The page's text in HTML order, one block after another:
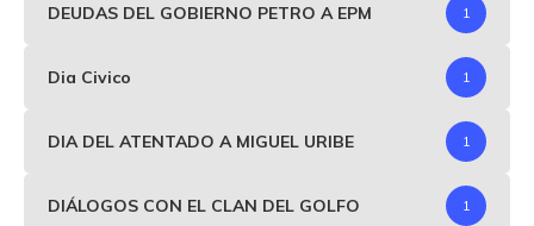
DEUDAS DEL GOBIERNO PETRO A EPM 1
Dia Civico 1
DIA DEL ATENTADO A MIGUEL URIBE 1
DIÁLOGOS CON EL CLAN DEL GOLFO 1